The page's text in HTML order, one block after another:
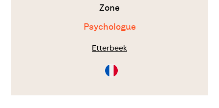
Zone
Psychologue
Etterbeek
Consultation
en